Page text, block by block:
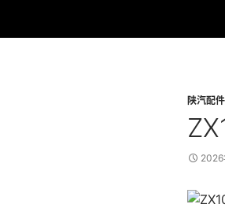
陕汽配件
2026